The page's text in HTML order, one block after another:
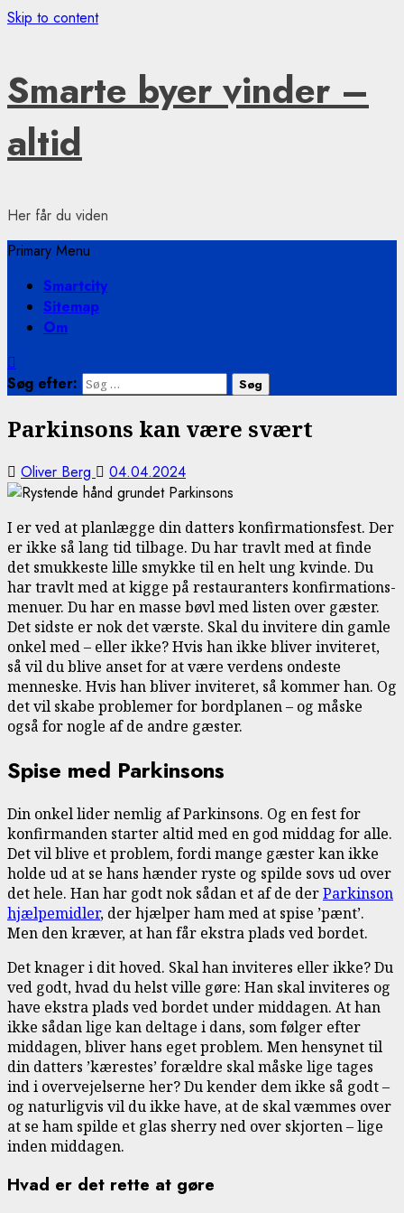
Skip to content
Smarte byer vinder –
altid
Her får du viden
Primary Menu
Smartcity
Sitemap
Om
Søg efter:
Parkinsons kan være svært
Oliver Berg 04.04.2024
I er ved at planlægge din datters konfirmationsfest. Der
er ikke så lang tid tilbage. Du har travlt med at finde
det smukkeste lille smykke til en helt ung kvinde. Du
har travlt med at kigge på restauranters konfirmations-
menuer. Du har en masse bøvl med listen over gæster.
Det sidste er nok det værste. Skal du invitere din gamle
onkel med – eller ikke? Hvis han ikke bliver inviteret,
så vil du blive anset for at være verdens ondeste
menneske. Hvis han bliver inviteret, så kommer han. Og
det vil skabe problemer for bordplanen – og måske
også for nogle af de andre gæster.
Spise med Parkinsons
Din onkel lider nemlig af Parkinsons. Og en fest for
konfirmanden starter altid med en god middag for alle.
Det vil blive et problem, fordi mange gæster kan ikke
holde ud at se hans hænder ryste og spilde sovs ud over
det hele. Han har godt nok sådan et af de derParkinson
hjælpemidler, der hjælper ham med at spise ’pænt’.
Men den kræver, at han får ekstra plads ved bordet.
Det knager i dit hoved. Skal han inviteres eller ikke? Du
ved godt, hvad du helst ville gøre: Han skal inviteres og
have ekstra plads ved bordet under middagen. At han
ikke sådan lige kan deltage i dans, som følger efter
middagen, bliver hans eget problem. Men hensynet til
din datters ’kærestes’ forældre skal måske lige tages
ind i overvejelserne her? Du kender dem ikke så godt –
og naturligvis vil du ikke have, at de skal væmmes over
at se ham spilde et glas sherry ned over skjorten – lige
inden middagen.
Hvad er det rette at gøre